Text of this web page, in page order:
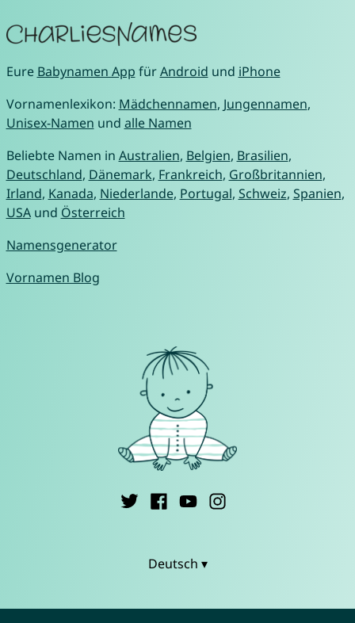
Eure Babynamen App fürAndroid und iPhone
Vornamenlexikon: Mädchennamen, Jungennamen,
Unisex-Namen und alle Namen
Beliebte Namen in Australien, Belgien, Brasilien,
Deutschland, Dänemark, Frankreich, Großbritannien,
Irland, Kanada, Niederlande, Portugal, Schweiz, Spanien,
USAund Österreich
Namensgenerator
Vornamen Blog
Deutsch ▾